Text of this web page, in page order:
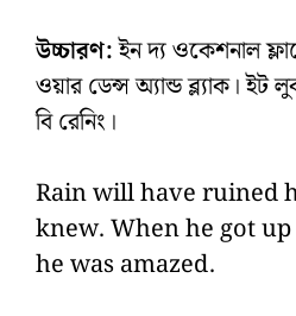
উচ্চারণ:ইন দ্য ওকেশনাল
ওয়ার ডেন্স অ্যান্ড ব্ল্যাক।
বি রেনিং।
Rain will have ruined
knew. When he got
he was amazed.